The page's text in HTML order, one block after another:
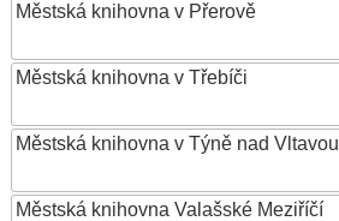
Městská knihovna v Přerově
Městská knihovna v Třebíči
Městská knihovna v Týně nad Vltavou
Městská knihovna Valašské Meziříčí